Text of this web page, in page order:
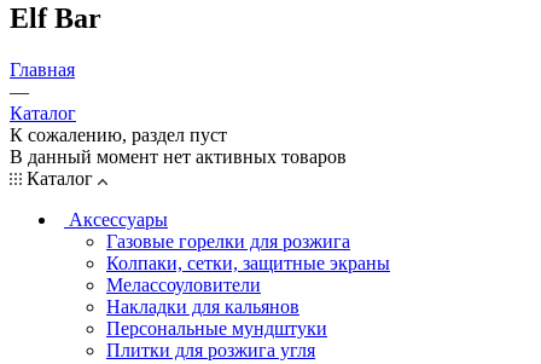
Elf Bar
Главная
—
Каталог
К сожалению, раздел пуст
В данный момент нет активных товаров
Каталог
Аксессуары
Газовые горелки для розжига
Колпаки, сетки, защитные экраны
Мелассоуловители
Накладки для кальянов
Персональные мундштуки
Плитки для розжига угля